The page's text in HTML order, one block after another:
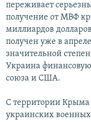
переживает
получение от МВФ
миллиардов
получен уже в
значительной
Украина
союза и США.
С территории Крыма
украинских